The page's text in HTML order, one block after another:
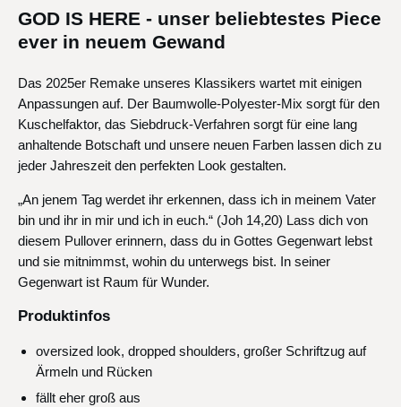
GOD IS HERE - unser beliebtestes Piece
ever in neuem Gewand
Das 2025er Remake unseres Klassikers wartet mit einigen
Anpassungen auf. Der Baumwolle-Polyester-Mix sorgt für den
Kuschelfaktor, das Siebdruck-Verfahren sorgt für eine lang
anhaltende Botschaft und unsere neuen Farben lassen dich zu
jeder Jahreszeit den perfekten Look gestalten.
„An jenem Tag werdet ihr erkennen, dass ich in meinem Vater
bin und ihr in mir und ich in euch.“ (Joh 14,20) Lass dich von
diesem Pullover erinnern, dass du in Gottes Gegenwart lebst
und sie mitnimmst, wohin du unterwegs bist. In seiner
Gegenwart ist Raum für Wunder.
Produktinfos
oversized look, dropped shoulders, großer Schriftzug auf
Ärmeln und Rücken
fällt eher groß aus